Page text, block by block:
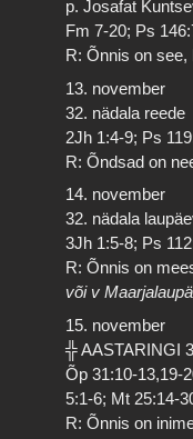
p. Josafat
Fm 7-20; Ps
R: Õnnis on see,
13. november
32. nädala reede
2Jh 1:4-9; Ps
R: Õndsad on
14. november
32. nädala
3Jh 1:5-8; Ps
R: Õnnis on
või v
15. november
╬ AASTARINGI
Õp 31:10-13,19-
5:1-6; Mt 25:14-
R: Õnnis on